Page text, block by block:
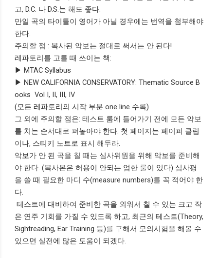
고, D.C. 나 D.S.는 해도 좋다.
만일 곡의 타이틀이 영어가 아닐 경우에는 번역을 첨부해야
한다.
주의할 점 : 복사된 악보는 절대로 써서는 안 된다!
레파토리를 고를 때 쓰이는 책:
▶ MTAC Syllabus
▶ NEW CALIFORNIA CONSERVATORY: Thematic Source B
ooks Vol I, II, III, IV
(모든 레파토리의 시작 부분 one line 수록)
그 외에 주의할 점은: 테스트 룸에 들어가기 전에 모든 악보
를 치는 순서대로 펴놓아야 한다. 첫 페이지는 페이퍼 클립
이나, 스티키 노트로 표시 해두라.
악보가 안 된 곡을 칠 때는 심사위원을 위해 악보를 준비해
야 한다. (복사본은 허용이 안되는 엄한 룰이 있다) 심사평
을 쓸 때 필요한 마디 수(measure numbers)를 꼭 적어야 한
다.
테스트에 대비하여 준비한 곡을 외워서 칠 수 있는 크고 작
은 연주 기회를 가질 수 있도록 하고, 최근의 테스트(Theory,
Sightreading, Ear Training 등)를 구해서 모의시험을 해볼 수
있으면 실전에 많은 도움이 되겠다.